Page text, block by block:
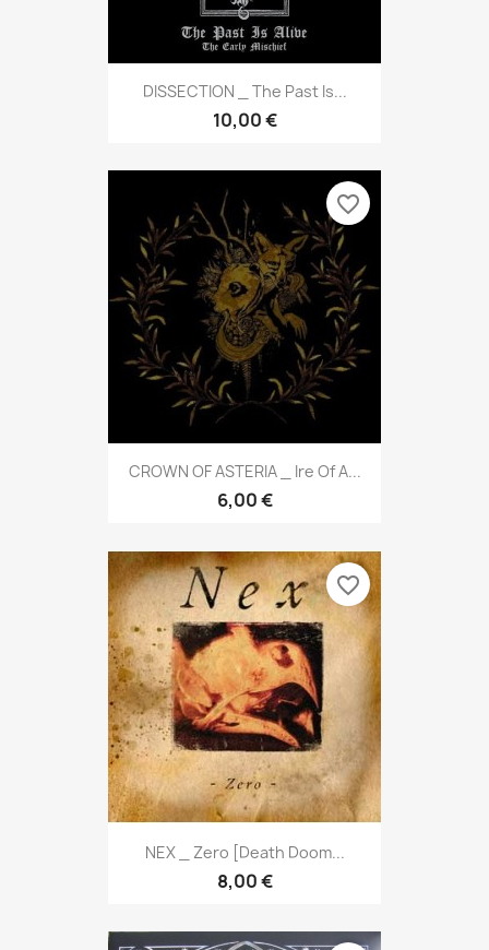
DISSECTION _ The Past Is...
10,00 €
CROWN OF ASTERIA _ Ire Of A...
6,00 €
favorite_border
NEX _ Zero [Death Doom...
8,00 €
favorite_border